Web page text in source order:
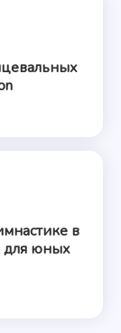
в
для юных